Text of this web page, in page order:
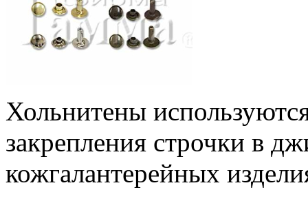
Хольнитены
закрепления строчки в
кожгалантерейных